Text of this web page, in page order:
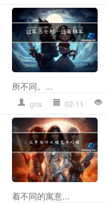
所不同。...
gns 02-11
着不同的寓意...